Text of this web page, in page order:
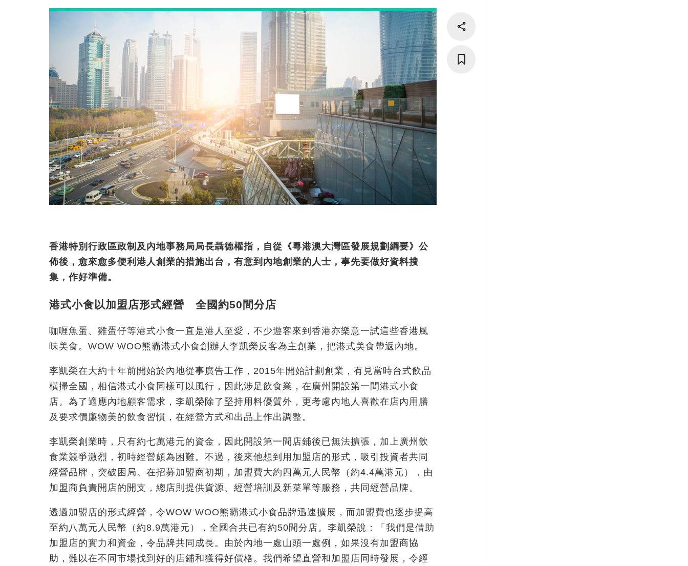
香港特別行政區政制及內地事務局局長聶德權指，自從《粵港澳大灣區發展規劃綱要》公
佈後，愈來愈多便利港人創業的措施出台，有意到內地創業的人士，事先要做好資料搜
集，作好準備。
港式小食以加盟店形式經營 全國約50間分店
咖喱魚蛋、雞蛋仔等港式小食一直是港人至愛，不少遊客來到香港亦樂意一試這些香港風
味美食。WOW WOO熊霸港式小食創辦人李凱榮反客為主創業，把港式美食帶返內地。
李凱榮在大約十年前開始於內地從事廣告工作，2015年開始計劃創業，有見當時台式飲品
橫掃全國，相信港式小食同樣可以風行，因此涉足飲食業，在廣州開設第一間港式小食
店。為了適應內地顧客需求，李凱榮除了堅持用料優質外，更考慮內地人喜歡在店內用膳
及要求價廉物美的飲食習慣，在經營方式和出品上作出調整。
李凱榮創業時，只有約七萬港元的資金，因此開設第一間店鋪後已無法擴張，加上廣州飲
食業競爭激烈，初時經營頗為困難。不過，後來他想到用加盟店的形式，吸引投資者共同
經營品牌，突破困局。在招募加盟商初期，加盟費大約四萬元人民幣（約4.4萬港元），由
加盟商負責開店的開支，總店則提供貨源、經營培訓及新菜單等服務，共同經營品牌。
透過加盟店的形式經營，令WOW WOO熊霸港式小食品牌迅速擴展，而加盟費也逐步提高
至約八萬元人民幣（約8.9萬港元），全國合共已有約50間分店。李凱榮說：「我們是借助
加盟店的實力和資金，令品牌共同成長。由於內地一處山頭一處例，如果沒有加盟商協
助，難以在不同市場找到好的店鋪和獲得好價格。我們希望直營和加盟店同時發展，令經